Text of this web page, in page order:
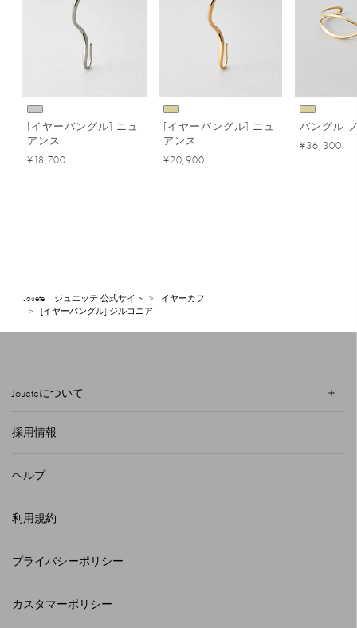
[イヤーバングル] ニュ
アンス
¥18,700
[イヤーバングル] ニュ
アンス
¥20,900
バングル
¥36,300
Jouete | ジュエッテ 公式サイト
イヤーカフ
[イヤーバングル] ジルコニア
Joueteについて
採用情報
ヘルプ
利用規約
プライバシーポリシー
カスタマーポリシー